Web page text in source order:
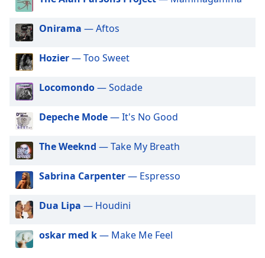
Picture-
in-
Picture
Fullscreen
This
window.
Beginning
dialog
window.
Escape
and
close
Onirama — Aftos
Hozier— Too Sweet
Locomondo— Sodade
Depeche Mode— It's No Good
The Weeknd — Take My Breath
Sabrina Carpenter— Espresso
Dua Lipa — Houdini
oskar med k— Make Me Feel